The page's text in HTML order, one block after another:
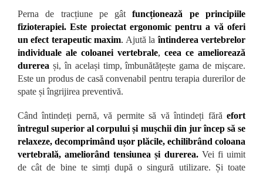
Perna de tracțiune pe gâtfuncționează pe principiile
fizioterapiei. Este proiectat ergonomic pentru a vă oferi
un efect terapeutic maxim. Ajută laîntinderea vertebrelor
individuale ale coloanei vertebrale, ceea ce ameliorează
durerea și, în același timp, îmbunătățește gama de mișcare.
Este un produs de casă convenabil pentru terapia durerilor de
spate și îngrijirea preventivă.
Când întindeți pernă, vă permite să vă întindeți fără efort
întregul superior al corpului și mușchii din jur încep să se
relaxeze, decomprimând ușor plăcile, echilibrând coloana
vertebrală, ameliorând tensiunea și durerea.Vei fi uimit
de cât de bine te simți după o singură utilizare. Și toate